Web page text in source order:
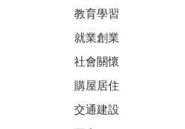
教育學習
就業創業
社會關懷
購屋居住
交通建設